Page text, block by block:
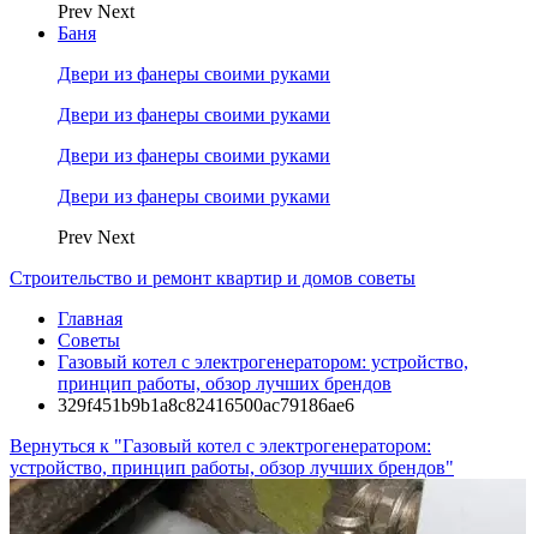
Prev Next
Баня
Двери из фанеры своими руками
Двери из фанеры своими руками
Двери из фанеры своими руками
Двери из фанеры своими руками
Prev Next
Строительство и ремонт квартир и домов советы
Главная
Советы
Газовый котел с электрогенератором: устройство,
принцип работы, обзор лучших брендов
329f451b9b1a8c82416500ac79186ae6
Вернуться к "Газовый котел с электрогенератором:
устройство, принцип работы, обзор лучших брендов"